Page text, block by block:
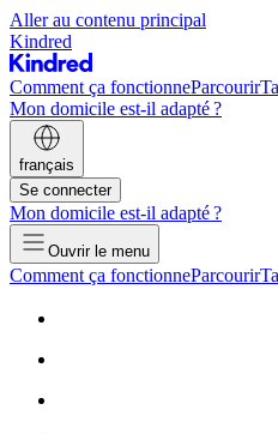
Aller au contenu principal
Kindred
Comment ça fonctionneParcourir
Mon domicile est-il adapté ?
français
Se connecter
Mon domicile est-il adapté ?
Ouvrir le menu
Comment ça fonctionneParcourir